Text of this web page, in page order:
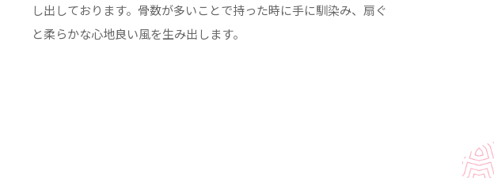
し出しております。骨数が多いことで持った時に手に馴染み、扇ぐ
と柔らかな心地良い風を生み出します。